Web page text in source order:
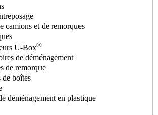
camions et de remorques
U-Box®
de déménagement
de remorque
de boîtes
déménagement en plastique